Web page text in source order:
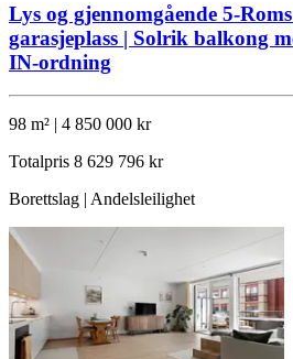
Lys og gjennomgående 5-
garasjeplass | Solrik balkong
IN-ordning
98 m² | 4 850 000 kr
Totalpris 8 629 796 kr
Borettslag | Andelsleilighet